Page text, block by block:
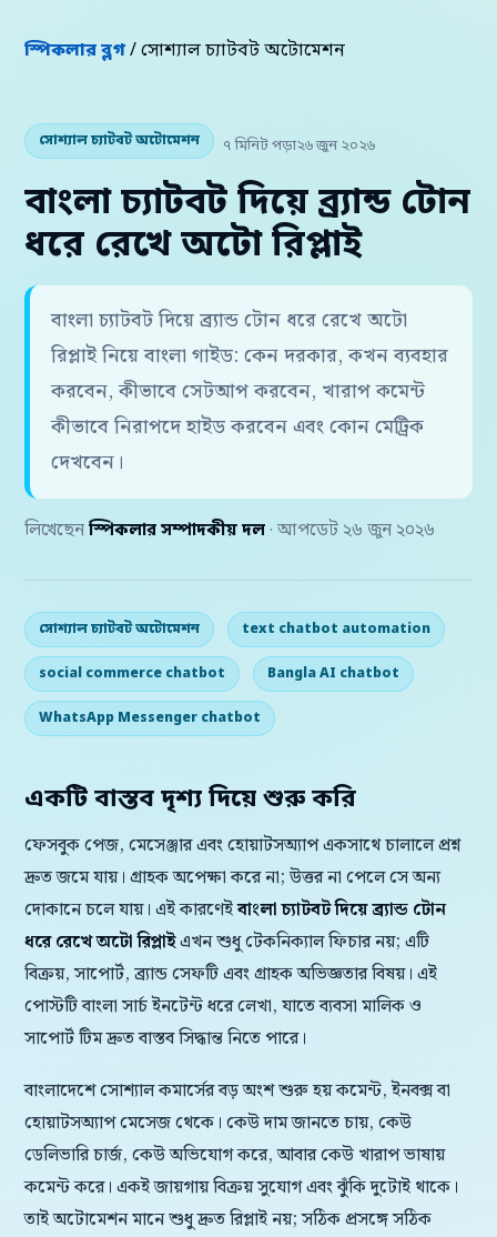
স্পিকলার ব্লগ/ সোশ্যাল চ্যাটবট অটোমেশন
সোশ্যাল চ্যাটবট অটোমেশন ৭ মিনিট পড়া২৬ জুন ২০২৬
বাংলা চ্যাটবট দিয়ে ব্র্যান্ড টোন
ধরে রেখে অটো রিপ্লাই
বাংলা চ্যাটবট দিয়ে ব্র্যান্ড টোন ধরে রেখে অটো
রিপ্লাই নিয়ে বাংলা গাইড: কেন দরকার, কখন ব্যবহার
করবেন, কীভাবে সেটআপ করবেন, খারাপ কমেন্ট
কীভাবে নিরাপদে হাইড করবেন এবং কোন মেট্রিক
দেখবেন।
লিখেছেন স্পিকলার সম্পাদকীয় দল · আপডেট ২৬ জুন ২০২৬
সোশ্যাল চ্যাটবট অটোমেশন text chatbot automation
social commerce chatbot Bangla AI chatbot
WhatsApp Messenger chatbot
একটি বাস্তব দৃশ্য দিয়ে শুরু করি
ফেসবুক পেজ, মেসেঞ্জার এবং হোয়াটসঅ্যাপ একসাথে চালালে প্রশ্ন
দ্রুত জমে যায়। গ্রাহক অপেক্ষা করে না; উত্তর না পেলে সে অন্য
দোকানে চলে যায়। এই কারণেইবাংলা চ্যাটবট দিয়ে ব্র্যান্ড টোন
ধরে রেখে অটো রিপ্লাইএখন শুধু টেকনিক্যাল ফিচার নয়; এটি
বিক্রয়, সাপোর্ট, ব্র্যান্ড সেফটি এবং গ্রাহক অভিজ্ঞতার বিষয়। এই
পোস্টটি বাংলা সার্চ ইনটেন্ট ধরে লেখা, যাতে ব্যবসা মালিক ও
সাপোর্ট টিম দ্রুত বাস্তব সিদ্ধান্ত নিতে পারে।
বাংলাদেশে সোশ্যাল কমার্সের বড় অংশ শুরু হয় কমেন্ট, ইনবক্স বা
হোয়াটসঅ্যাপ মেসেজ থেকে। কেউ দাম জানতে চায়, কেউ
ডেলিভারি চার্জ, কেউ অভিযোগ করে, আবার কেউ খারাপ ভাষায়
কমেন্ট করে। একই জায়গায় বিক্রয় সুযোগ এবং ঝুঁকি দুটোই থাকে।
তাই অটোমেশন মানে শুধু দ্রুত রিপ্লাই নয়; সঠিক প্রসঙ্গে সঠিক